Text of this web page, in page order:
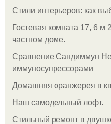
Стили интерьеров: как
Гостевая комната 17, 6 м
частном доме.
Сравнение Сандиммун
иммуносупрессорами
Домашняя оранжерея в
Наш самодельный лофт.
Стильный ремонт в